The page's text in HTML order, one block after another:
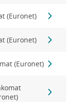
(Euronet)
(Euronet)
(Euronet)